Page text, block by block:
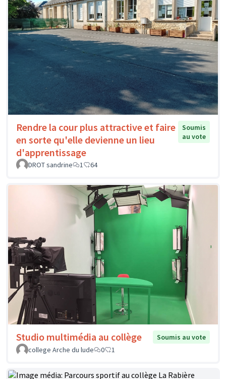
Rendre la cour plus attractive et faire
en sorte qu'elle devienne un lieu
d'apprentissage
Soumis
au vote
DROT sandrine 1 64
Studio multimédia au collège
Soumis au vote
college Arche du lude
0 1